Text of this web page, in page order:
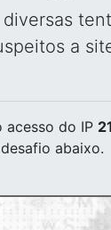
a
acesso do IP
abaixo.